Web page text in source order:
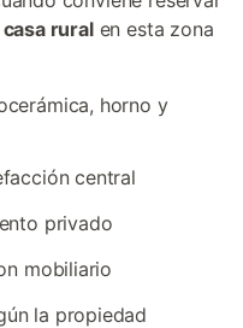
ruralen esta zona
horno y
central
privado
mobiliario
la propiedad